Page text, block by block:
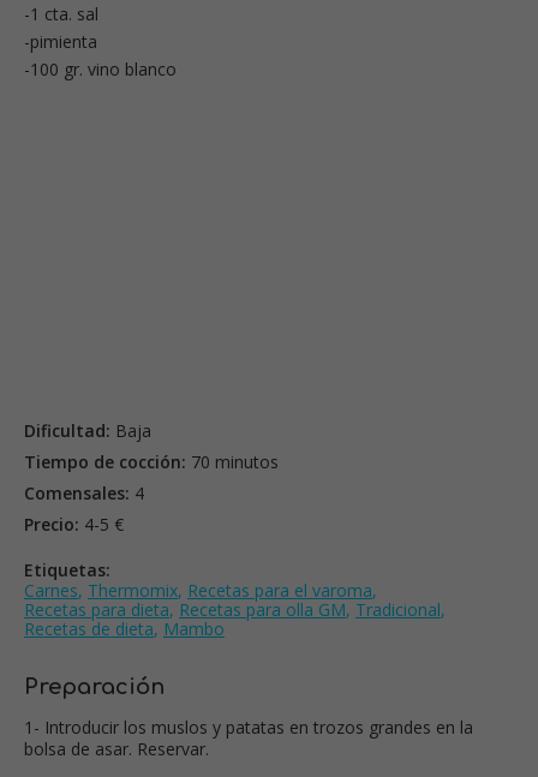
-1 cta. sal
-pimienta
-100 gr. vino blanco
Dificultad: Baja
Tiempo de cocción: 70 minutos
Comensales: 4
Precio: 4-5 €
Etiquetas:
Carnes, Thermomix, Recetas para el varoma,
Recetas para dieta, Recetas para olla GM, Tradicional,
Recetas de dieta, Mambo
Preparación
1- Introducir los muslos y patatas en trozos grandes en la
bolsa de asar. Reservar.